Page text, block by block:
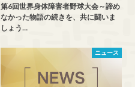
第6回世界身体障害者野球大会～諦め
なかった物語の続きを、共に闘いま
しょう…
ニュース